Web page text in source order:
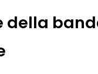
della